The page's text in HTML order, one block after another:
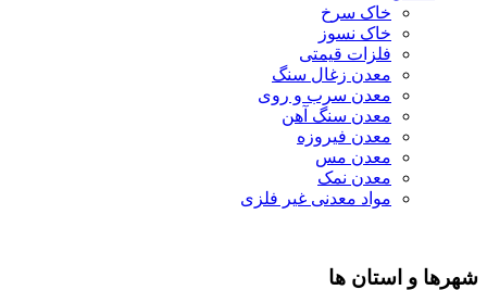
خاک سرخ
خاک نسوز
فلزات قیمتی
معدن زغال سنگ
معدن سرب و روی
معدن سنگ آهن
معدن فیروزه
معدن مس
معدن نمک
مواد معدنی غیر فلزی
شهرها و استان ها